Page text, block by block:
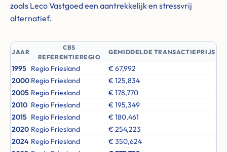
zoals Leco Vastgoed een aantrekkelijk en stressvrij
alternatief.
JAAR
CBS
REFERENTIEREGIO
GEMIDDELDE TRANSACTIEPRIJS
1995 Regio Friesland
€ 67,992
2000 Regio Friesland
€ 125,834
2005 Regio Friesland
€ 178,770
2010 Regio Friesland
€ 195,349
2015 Regio Friesland
€ 180,461
2020 Regio Friesland
€ 254,223
2024 Regio Friesland
€ 350,624